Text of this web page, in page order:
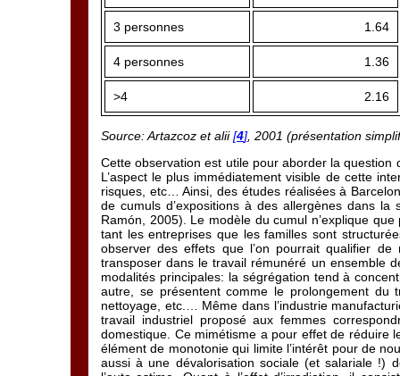
3 personnes 1.64
4 personnes 1.36
>4 2.16
Source: Artazcoz et alii[4] , 2001 (présentation
Cette observation est utile pour aborder la
L’aspect le plus immédiatement visible de cette
risques, etc… Ainsi, des études réalisées à
de cumuls d’expositions à des allergènes dans
Ramón, 2005). Le modèle du cumul n’explique
tant les entreprises que les familles sont
observer des effets que l’on pourrait qualifier
transposer dans le travail rémunéré un ensemble
modalités principales: la ségrégation tend à
autre, se présentent comme le prolongement du
nettoyage, etc.… Même dans l’industrie
travail industriel proposé aux femmes
domestique. Ce mimétisme a pour effet de réduire
élément de monotonie qui limite l’intérêt pour de
aussi à une dévalorisation sociale (et salariale !)